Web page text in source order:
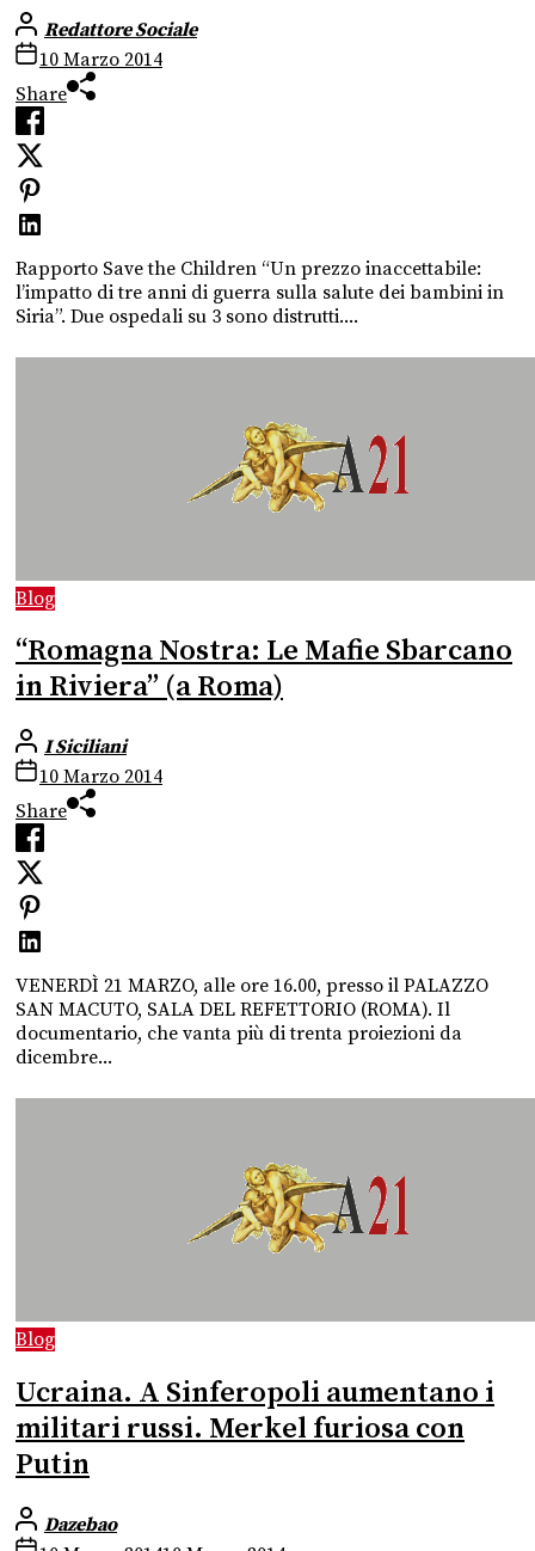
Redattore Sociale
10 Marzo 2014
Share
Rapporto Save the Children “Un prezzo inaccettabile:
l’impatto di tre anni di guerra sulla salute dei bambini in
Siria”. Due ospedali su 3 sono distrutti....
Blog
“Romagna Nostra: Le Mafie Sbarcano
in Riviera” (a Roma)
I Siciliani
10 Marzo 2014
Share
VENERDÌ 21 MARZO, alle ore 16.00, presso il PALAZZO
SAN MACUTO, SALA DEL REFETTORIO (ROMA). Il
documentario, che vanta più di trenta proiezioni da
dicembre...
Blog
Ucraina. A Sinferopoli aumentano i
militari russi. Merkel furiosa con
Putin
Dazebao